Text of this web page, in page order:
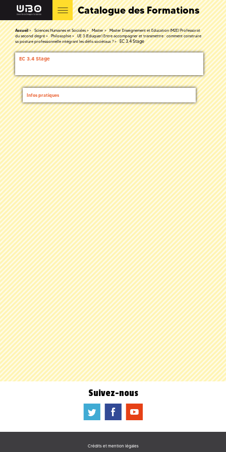
Catalogue des Formations
Accueil Sciences Humaines et Sociales Master
Master Enseignement et Education (M2E) Professorat
du second degré
Philosophie
UE 3 (Eduquer) Entre accompagner et transmettre : comment construire
sa posture professionnelle intégrant les défis sociétaux ?
EC 3.4 Stage
EC 3.4 Stage
Infos pratiques
Suivez-nous
a b f
Crédits et mention légales